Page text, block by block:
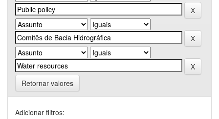
Retornar valores
Adicionar filtros: